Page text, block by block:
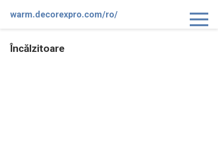
warm.decorexpro.com/ro/
Încălzitoare